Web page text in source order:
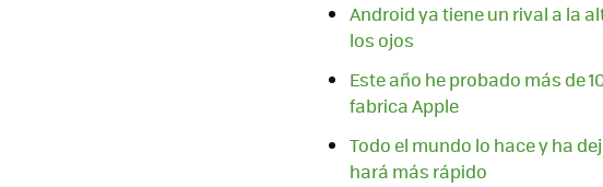
Android ya tiene un rival a la
los ojos
Este año he probado más de
fabrica Apple
Todo el mundo lo hace y ha
hará más rápido